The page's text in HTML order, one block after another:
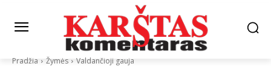
Pradžia Žymės Valdančioji gauja